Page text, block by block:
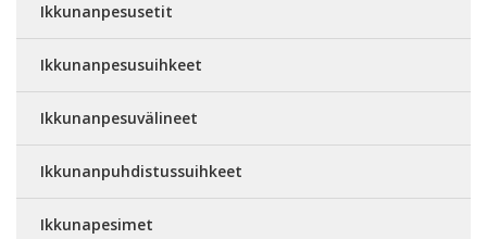
Ikkunanpesusetit
Ikkunanpesusuihkeet
Ikkunanpesuvälineet
Ikkunanpuhdistussuihkeet
Ikkunapesimet